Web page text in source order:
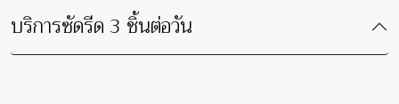
บริการซัดรีด 3 ชิ้นต่อวัน